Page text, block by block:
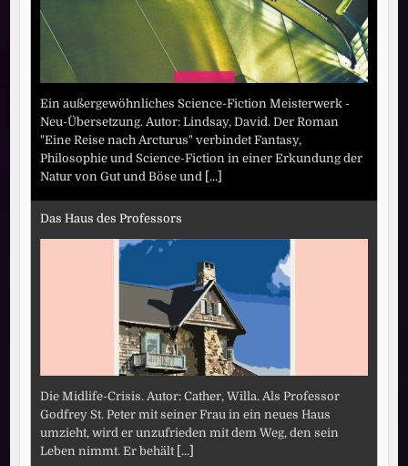
Ein außergewöhnliches Science-Fiction Meisterwerk -
Neu-Übersetzung. Autor: Lindsay, David. Der Roman
"Eine Reise nach Arcturus" verbindet Fantasy,
Philosophie und Science-Fiction in einer Erkundung der
Natur von Gut und Böse und [...]
Das Haus des Professors
Die Midlife-Crisis. Autor: Cather, Willa. Als Professor
Godfrey St. Peter mit seiner Frau in ein neues Haus
umzieht, wird er unzufrieden mit dem Weg, den sein
Leben nimmt. Er behält [...]